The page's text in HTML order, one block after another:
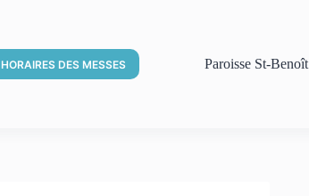
HORAIRES DES MESSES Paroisse St-Benoît